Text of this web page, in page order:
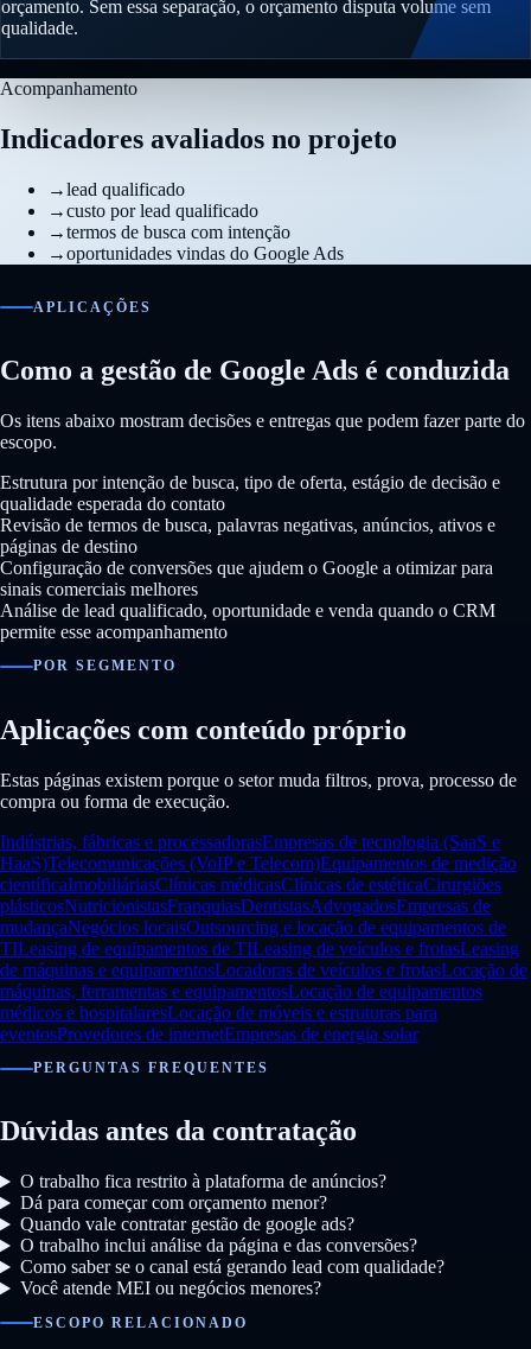
orçamento. Sem essa separação, o orçamento disputa volume sem
qualidade.
Acompanhamento
Indicadores avaliados no projeto
→lead qualificado
→custo por lead qualificado
→termos de busca com intenção
→oportunidades vindas do Google Ads
APLICAÇÕES
Como a gestão de Google Ads é conduzida
Os itens abaixo mostram decisões e entregas que podem fazer parte do
escopo.
Estrutura por intenção de busca, tipo de oferta, estágio de decisão e
qualidade esperada do contato
Revisão de termos de busca, palavras negativas, anúncios, ativos e
páginas de destino
Configuração de conversões que ajudem o Google a otimizar para
sinais comerciais melhores
Análise de lead qualificado, oportunidade e venda quando o CRM
permite esse acompanhamento
POR SEGMENTO
Aplicações com conteúdo próprio
Estas páginas existem porque o setor muda filtros, prova, processo de
compra ou forma de execução.
Indústrias, fábricas e processadorasEmpresas de tecnologia (SaaS e
HaaS)Telecomunicações (VoIP e Telecom)Equipamentos de medição
científicaImobiliáriasClínicas médicasClínicas de estéticaCirurgiões
plásticosNutricionistasFranquiasDentistasAdvogadosEmpresas de
mudançaNegócios locaisOutsourcing e locação de equipamentos de
TILeasing de equipamentos de TILeasing de veículos e frotasLeasing
de máquinas e equipamentosLocadoras de veículos e frotasLocação de
máquinas, ferramentas e equipamentosLocação de equipamentos
médicos e hospitalaresLocação de móveis e estruturas para
eventosProvedores de internetEmpresas de energia solar
PERGUNTAS FREQUENTES
Dúvidas antes da contratação
O trabalho fica restrito à plataforma de anúncios?
Dá para começar com orçamento menor?
Quando vale contratar gestão de google ads?
O trabalho inclui análise da página e das conversões?
Como saber se o canal está gerando lead com qualidade?
Você atende MEI ou negócios menores?
ESCOPO RELACIONADO